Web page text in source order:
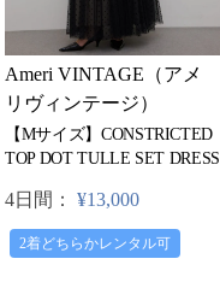
Ameri VINTAGE（アメ
リヴィンテージ）
【Mサイズ】CONSTRICTED
TOP DOT TULLE SET DRESS
4日間： ¥13,000
2着どちらかレンタル可